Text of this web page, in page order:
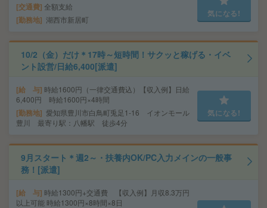
交通費 全額支給
勤務地 湖西市新居町
気になる!
10/2（金）だけ＊17時～短時間！サクッと稼げる・イベ
ント設営/日給6,400[派遣]
給 与 時給1600円（一律交通費込）【収入例】日給
6,400円 時給1600円×4時間
勤務地 愛知県豊川市白鳥町兎足1-16 イオンモール
豊川 最寄り駅：八幡駅 徒歩4分
気になる!
9月スタート＊週2～・扶養内OK/PC入力メインの一般事
務！[派遣]
給 与 時給1300円+交通費 【収入例】月収8.3万円
以上可能 時給1300円×8時間×8日